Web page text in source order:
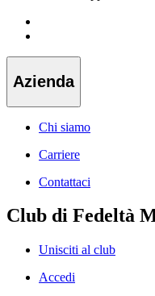
Azienda
Chi siamo
Carriere
Contattaci
Club di Fedeltà
Unisciti al club
Accedi